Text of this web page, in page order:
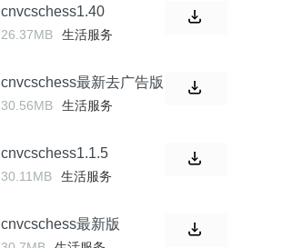
cnvcschess1.40
26.37MB 生活服务
cnvcschess最新去广告版
30.56MB 生活服务
cnvcschess1.1.5
30.11MB 生活服务
cnvcschess最新版